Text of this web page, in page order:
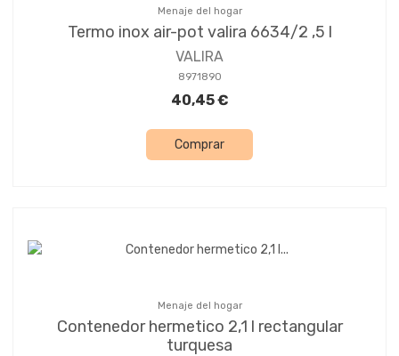
Menaje del hogar
Termo inox air-pot valira 6634/2 ,5 l
VALIRA
8971890
40,45 €
Comprar
Menaje del hogar
Contenedor hermetico 2,1 l rectangular
turquesa